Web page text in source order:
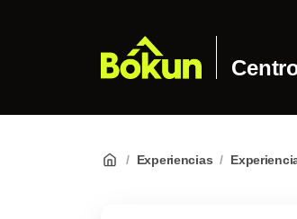
/ Experiencias /